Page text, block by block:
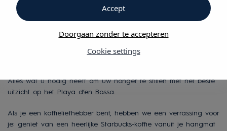
aanbod aan met de All Inclusive-service in ons restaurant
TOKIO aangevuld met de
Coral Sand
-poolbar. De ideale plek
aanbod van hapjes en cocktails.
Alles wat u nodig heeft om uw honger te stillen met het beste
uitzicht op het Playa d’en Bossa.
Als je een koffieliefhebber bent, hebben we een verrassing voor
je: geniet van een heerlijke Starbucks-koffie vanuit je hangmat
Cookie settings
Doorgaan zonder te accepteren
Accept